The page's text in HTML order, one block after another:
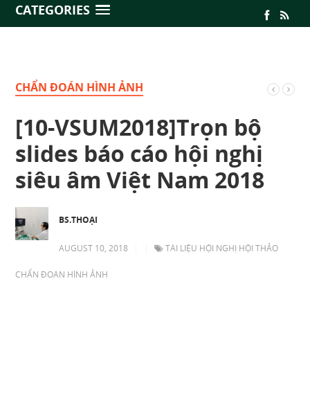
CATEGORIES
CHẨN ĐOÁN HÌNH ẢNH
[10-VSUM2018]Trọn bộ
slides báo cáo hội nghị
siêu âm Việt Nam 2018
BS.THOẠI
AUGUST 10, 2018 TÀI LIỆU HỘI NGHỊ HỘI THẢO
CHẨN ĐOÁN HÌNH ẢNH